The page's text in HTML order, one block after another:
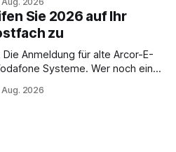
kommunikation rund um
In diesem Leitfaden
einen reibungslosen Einstieg
Sie 2026 auf Ihr
zu
Systeme. Wer noch eine
das Vodafone E-Mail & Cloud
2026